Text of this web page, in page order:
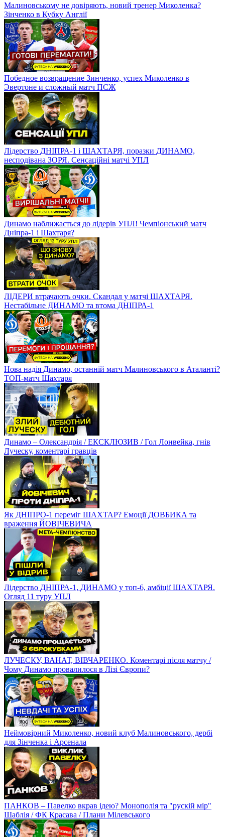
Малиновському не довіряють, новий тренер Миколенка?
Зінченко в Кубку Англії
Победное возвращение Зинченко, успех Миколенко в
Эвертоне и сложный матч ПСЖ
Лідерство ДНІПРА-1 і ШАХТАРЯ, поразки ДИНАМО,
несподівана ЗОРЯ. Сенсаційні матчі УПЛ
Динамо наближається до лідерів УПЛ! Чемпіонський матч
Дніпра-1 і Шахтаря?
ЛІДЕРИ втрачають очки. Скандал у матчі ШАХТАРЯ.
Нестабільне ДИНАМО та втома ДНІПРА-1
Нова надія Динамо, останній матч Малиновського в Аталанті?
ТОП-матч Шахтаря
Динамо – Олександрія / ЕКСКЛЮЗИВ / Гол Лонвейка, гнів
Луческу, коментарі гравців
Як ДНІПРО-1 переміг ШАХТАР? Емоції ДОВБИКА та
враження ЙОВІЧЕВИЧА
Лідерство ДНІПРА-1, ДИНАМО у топ-6, амбіції ШАХТАРЯ.
Огляд 11 туру УПЛ
ЛУЧЕСКУ, ВАНАТ, ВІВЧАРЕНКО. Коментарі після матчу /
Чому Динамо провалилося в Лізі Європи?
Неймовірний Миколенко, новий клуб Малиновського, дербі
для Зінченка і Арсенала
ПАНКОВ – Павелко вкрав ідею? Монополія та "рускій мір"
Шаблія / ФК Красава / Плани Мілевського